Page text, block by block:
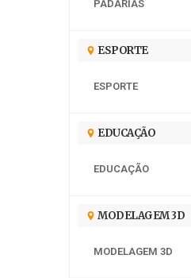
PADARIAS
ESPORTE
ESPORTE
EDUCAÇÃO
EDUCAÇÃO
MODELAGEM 3D
MODELAGEM 3D